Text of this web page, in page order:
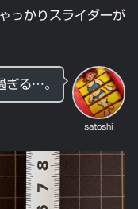
っかりスライダーが
satoshi
ぎる…。